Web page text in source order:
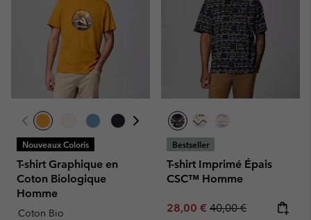
Nouveaux Coloris
T-shirt Graphique en
Coton Biologique
Homme
Coton Bio
Bestseller
T-shirt Imprimé Épais
CSC™ Homme
Sale price:
28,00 € Regular price:
40,00 €